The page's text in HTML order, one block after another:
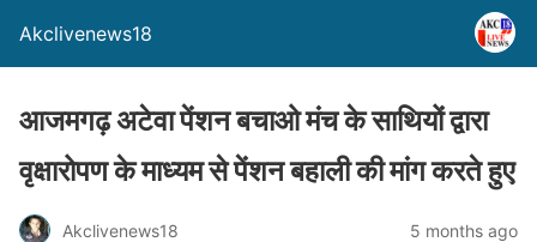
Akclivenews18
आजमगढ़ अटेवा पेंशन बचाओ मंच के साथियों द्वारा
वृक्षारोपण के माध्यम से पेंशन बहाली की मांग करते हुए
Akclivenews18 5 months ago